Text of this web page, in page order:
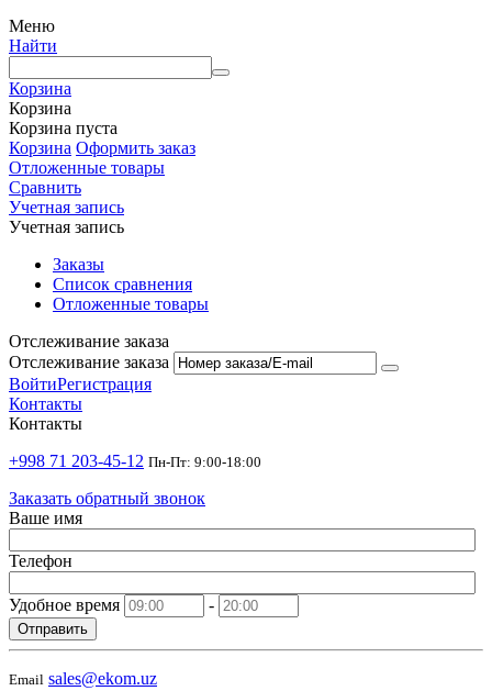
Меню
Найти
Корзина
Корзина
Корзина пуста
Корзина Оформить заказ
Отложенные товары
Сравнить
Учетная запись
Учетная запись
Заказы
Список сравнения
Отложенные товары
Отслеживание заказа
Отслеживание заказа
ВойтиРегистрация
Контакты
Контакты
+998 71 203-45-12 Пн-Пт: 9:00-18:00
Заказать обратный звонок
Ваше имя
Телефон
Удобное время -
Отправить
Email sales@ekom.uz